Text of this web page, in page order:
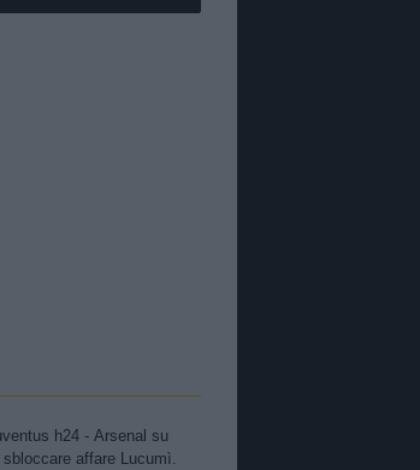
h24 - Arsenal su
affare Lucumì.